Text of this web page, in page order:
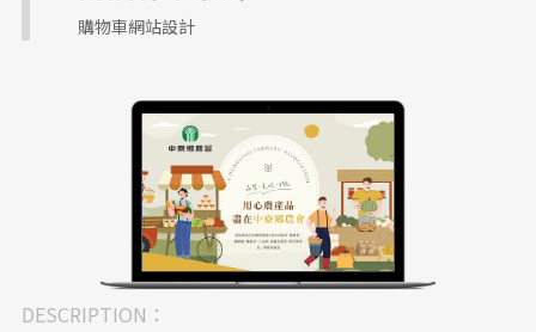
購物車網站設計
DESCRIPTION：